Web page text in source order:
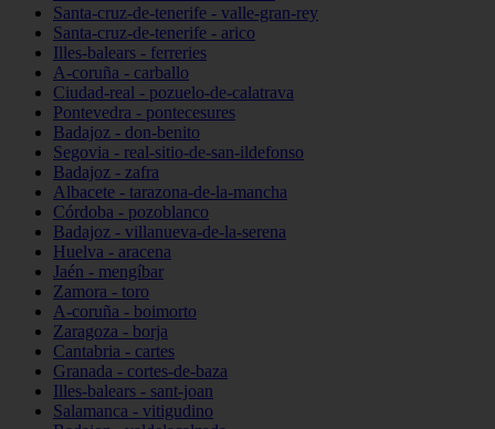
Santa-cruz-de-tenerife - valle-gran-rey
Santa-cruz-de-tenerife - arico
Illes-balears - ferreries
A-coruña - carballo
Ciudad-real - pozuelo-de-calatrava
Pontevedra - pontecesures
Badajoz - don-benito
Segovia - real-sitio-de-san-ildefonso
Badajoz - zafra
Albacete - tarazona-de-la-mancha
Córdoba - pozoblanco
Badajoz - villanueva-de-la-serena
Huelva - aracena
Jaén - mengíbar
Zamora - toro
A-coruña - boimorto
Zaragoza - borja
Cantabria - cartes
Granada - cortes-de-baza
Illes-balears - sant-joan
Salamanca - vitigudino